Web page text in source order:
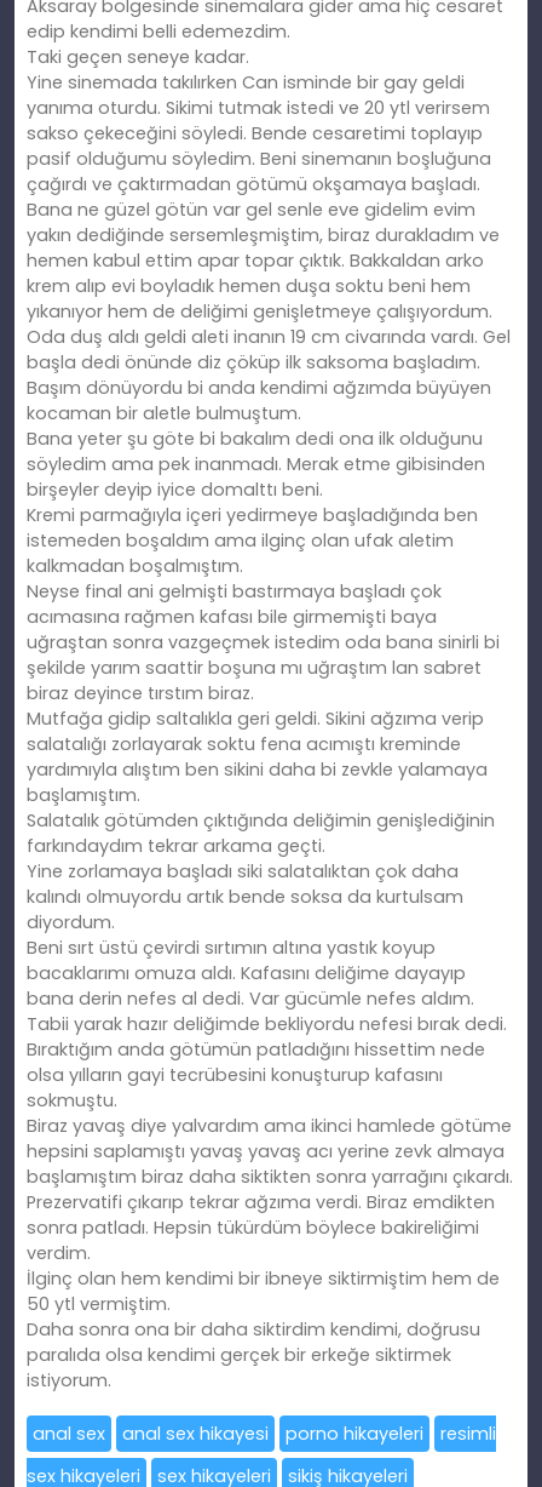
Aksaray bölgesinde sinemalara gider ama hiç cesaret
edip kendimi belli edemezdim.
Taki geçen seneye kadar.
Yine sinemada takılırken Can isminde bir gay geldi
yanıma oturdu. Sikimi tutmak istedi ve 20 ytl verirsem
sakso çekeceğini söyledi. Bende cesaretimi toplayıp
pasif olduğumu söyledim. Beni sinemanın boşluğuna
çağırdı ve çaktırmadan götümü okşamaya başladı.
Bana ne güzel götün var gel senle eve gidelim evim
yakın dediğinde sersemleşmiştim, biraz durakladım ve
hemen kabul ettim apar topar çıktık. Bakkaldan arko
krem alıp evi boyladık hemen duşa soktu beni hem
yıkanıyor hem de deliğimi genişletmeye çalışıyordum.
Oda duş aldı geldi aleti inanın 19 cm civarında vardı. Gel
başla dedi önünde diz çöküp ilk saksoma başladım.
Başım dönüyordu bi anda kendimi ağzımda büyüyen
kocaman bir aletle bulmuştum.
Bana yeter şu göte bi bakalım dedi ona ilk olduğunu
söyledim ama pek inanmadı. Merak etme gibisinden
birşeyler deyip iyice domalttı beni.
Kremi parmağıyla içeri yedirmeye başladığında ben
istemeden boşaldım ama ilginç olan ufak aletim
kalkmadan boşalmıştım.
Neyse final ani gelmişti bastırmaya başladı çok
acımasına rağmen kafası bile girmemişti baya
uğraştan sonra vazgeçmek istedim oda bana sinirli bi
şekilde yarım saattir boşuna mı uğraştım lan sabret
biraz deyince tırstım biraz.
Mutfağa gidip saltalıkla geri geldi. Sikini ağzıma verip
salatalığı zorlayarak soktu fena acımıştı kreminde
yardımıyla alıştım ben sikini daha bi zevkle yalamaya
başlamıştım.
Salatalık götümden çıktığında deliğimin genişlediğinin
farkındaydım tekrar arkama geçti.
Yine zorlamaya başladı siki salatalıktan çok daha
kalındı olmuyordu artık bende soksa da kurtulsam
diyordum.
Beni sırt üstü çevirdi sırtımın altına yastık koyup
bacaklarımı omuza aldı. Kafasını deliğime dayayıp
bana derin nefes al dedi. Var gücümle nefes aldım.
Tabii yarak hazır deliğimde bekliyordu nefesi bırak dedi.
Bıraktığım anda götümün patladığını hissettim nede
olsa yılların gayi tecrübesini konuşturup kafasını
sokmuştu.
Biraz yavaş diye yalvardım ama ikinci hamlede götüme
hepsini saplamıştı yavaş yavaş acı yerine zevk almaya
başlamıştım biraz daha siktikten sonra yarrağını çıkardı.
Prezervatifi çıkarıp tekrar ağzıma verdi. Biraz emdikten
sonra patladı. Hepsin tükürdüm böylece bakireliğimi
verdim.
İlginç olan hem kendimi bir ibneye siktirmiştim hem de
50 ytl vermiştim.
Daha sonra ona bir daha siktirdim kendimi, doğrusu
paralıda olsa kendimi gerçek bir erkeğe siktirmek
istiyorum.
anal sex anal sex hikayesi porno hikayeleri
resimli
sex hikayeleri
sex hikayeleri sikiş hikayeleri